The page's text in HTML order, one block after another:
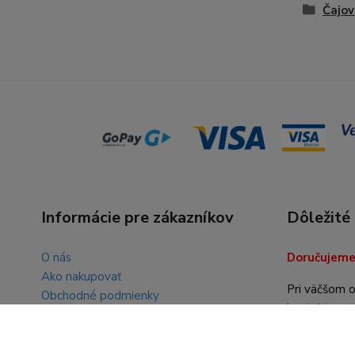
Informácie pre zákazníkov
O nás
Ako nakupovať
Obchodné podmienky
Dôležité
Pri väčšom
kontaktovať